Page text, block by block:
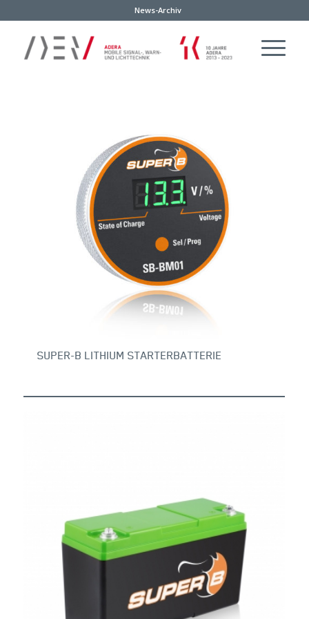
News-Archiv
SUPER-B LITHIUM STARTERBATTERIE